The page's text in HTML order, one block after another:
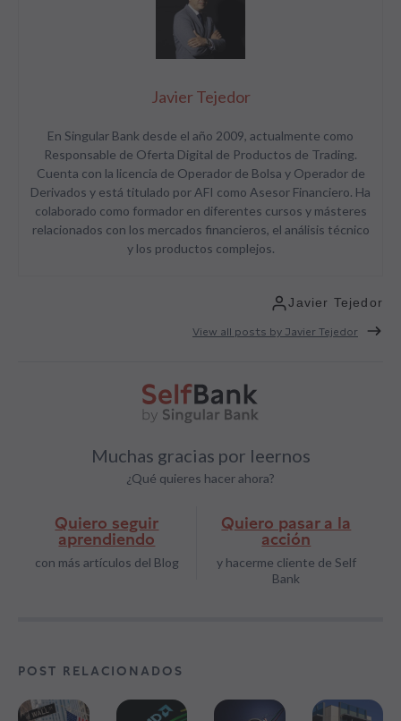
Javier Tejedor
En Singular Bank desde el año 2009, actualmente como
Responsable de Oferta Digital de Productos de Trading.
Cuenta con la licencia de Operador de Bolsa y Operador de
Derivados y está titulado por AFI como Asesor Financiero. Ha
colaborado como formador en diferentes cursos y másteres
relacionados con los mercados financieros, el análisis técnico
y los productos complejos.
Javier Tejedor
View all posts by Javier Tejedor
Muchas gracias por leernos
¿Qué quieres hacer ahora?
Quiero seguir
aprendiendo
con más artículos del Blog
Quiero pasar a la
acción
y hacerme cliente de Self
Bank
POST RELACIONADOS